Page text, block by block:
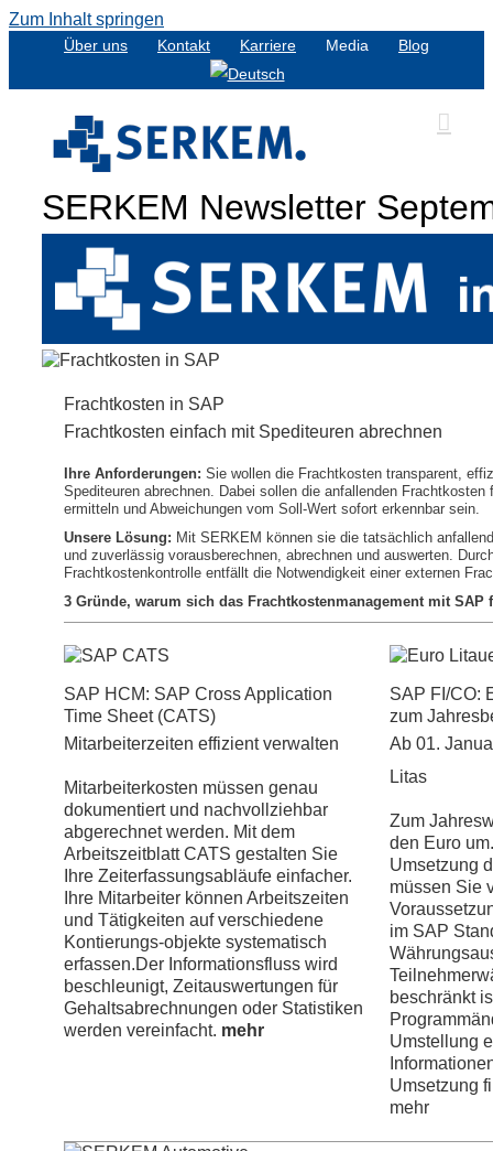
Zum Inhalt springen
Über uns Kontakt Karriere Media Blog
SERKEM Newsletter
Frachtkosten in SAP
Frachtkosten einfach mit Spediteuren abrechnen
Ihre Anforderungen: Sie wollen die Frachtkosten transparent,
Spediteuren abrechnen. Dabei sollen die anfallenden
ermitteln und Abweichungen vom Soll-Wert sofort erkennbar sein.
Unsere Lösung: Mit SERKEM können sie die tatsächlich
und zuverlässig vorausberechnen, abrechnen und auswerten.
Frachtkostenkontrolle entfällt die Notwendigkeit einer externen
3 Gründe, warum sich das Frachtkostenmanagement mit SAP
SAP HCM: SAP Cross Application
Time Sheet (CATS)
Mitarbeiterzeiten effizient verwalten
Mitarbeiterkosten müssen genau
dokumentiert und nachvollziehbar
abgerechnet werden. Mit dem
Arbeitszeitblatt CATS gestalten Sie
Ihre Zeiterfassungsabläufe einfacher.
Ihre Mitarbeiter können Arbeitszeiten
und Tätigkeiten auf verschiedene
Kontierungs-objekte systematisch
erfassen.Der Informationsfluss wird
beschleunigt, Zeitauswertungen für
Gehaltsabrechnungen oder Statistiken
werden vereinfacht. mehr
SAP FI/CO:
zum
Ab 01.
Litas
Zum
den Euro
Umsetzung
müssen Sie
im SAP
beschränkt
Umstellung
Umsetzung
mehr